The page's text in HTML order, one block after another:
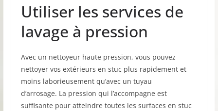
Utiliser les services de
lavage à pression
Avec un nettoyeur haute pression, vous pouvez
nettoyer vos extérieurs en stuc plus rapidement et
moins laborieusement qu’avec un tuyau
d’arrosage. La pression qui l’accompagne est
suffisante pour atteindre toutes les surfaces en stuc